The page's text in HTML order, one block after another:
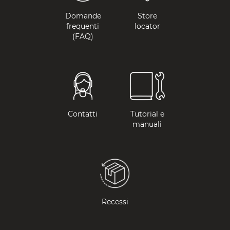
Domande
frequenti
(FAQ)
Store
locator
Contatti
Tutorial e
manuali
Recessi